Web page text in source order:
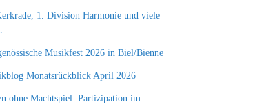
1. Division Harmonie und viele
Musikfest 2026 in Biel/Bienne
Monatsrückblick April 2026
ohne Machtspiel: Partizipation im